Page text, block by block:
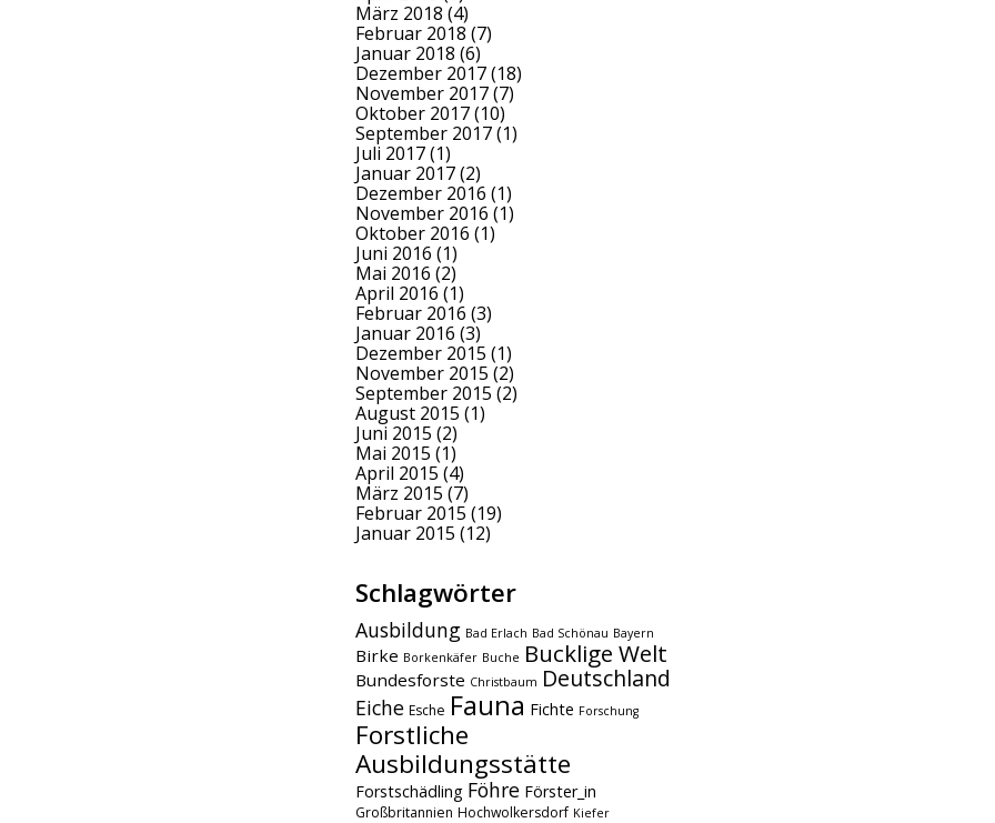
März 2018 (4)
Februar 2018 (7)
Januar 2018 (6)
Dezember 2017(18)
November 2017(7)
Oktober 2017(10)
September 2017(1)
Juli 2017(1)
Januar 2017(2)
Dezember 2016 (1)
November 2016 (1)
Oktober 2016 (1)
Juni 2016 (1)
Mai 2016 (2)
April 2016 (1)
Februar 2016 (3)
Januar 2016 (3)
Dezember 2015 (1)
November 2015 (2)
September 2015 (2)
August 2015 (1)
Juni 2015 (2)
Mai 2015 (1)
April 2015 (4)
März 2015 (7)
Februar 2015 (19)
Januar 2015 (12)
Schlagwörter
Ausbildung Bad Erlach Bad Schönau Bayern
Birke Borkenkäfer Buche Bucklige Welt
Bundesforste Christbaum Deutschland
Eiche Esche Fauna Fichte Forschung
Forstliche
Ausbildungsstätte
Forstschädling Föhre Förster_in
Großbritannien Hochwolkersdorf Kiefer